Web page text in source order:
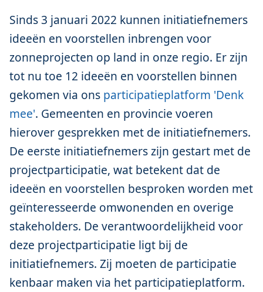
Sinds 3 januari 2022 kunnen initiatiefnemers
ideeën en voorstellen inbrengen voor
zonneprojecten op land in onze regio. Er zijn
tot nu toe 12 ideeën en voorstellen binnen
gekomen via ons participatieplatform 'Denk
mee'. Gemeenten en provincie voeren
hierover gesprekken met de initiatiefnemers.
De eerste initiatiefnemers zijn gestart met de
projectparticipatie, wat betekent dat de
ideeën en voorstellen besproken worden met
geïnteresseerde omwonenden en overige
stakeholders. De verantwoordelijkheid voor
deze projectparticipatie ligt bij de
initiatiefnemers. Zij moeten de participatie
kenbaar maken via het participatieplatform.